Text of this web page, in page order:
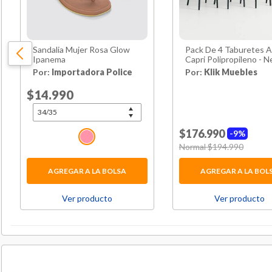
Sandalia Mujer Rosa Glow
Ipanema
Por: Importadora Police
Price reduced from
$14.990
AGREGAR A LA BOLSA
Ver producto
Pack De 4 Taburetes
Capri Polipropileno -
Por: Klik Muebles
9%
$176.990
Price reduced from
Normal $194.990
AGREGAR A LA
Ver producto